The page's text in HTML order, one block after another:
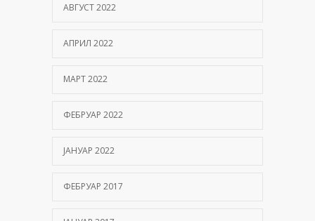
АВГУСТ 2022
АПРИЛ 2022
МАРТ 2022
ФЕБРУАР 2022
ЈАНУАР 2022
ФЕБРУАР 2017